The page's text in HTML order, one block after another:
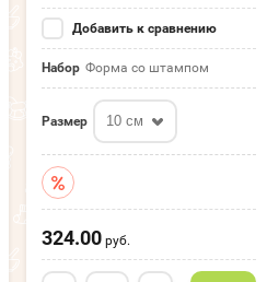
Добавить к сравнению
Набор Форма со штампом
Размер 10 см
324.00 руб.